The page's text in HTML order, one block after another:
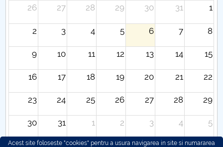
26
27 28 29 30 31 1
2 3 4 5 6 7 8
9 10 11 12 13 14 15
16 17 18 19 20 21 22
23 24 25 26 27 28 29
30 31 1 2 3 4 5
Acest site foloseste "cookies" pentru a usura navigarea in site si numararea